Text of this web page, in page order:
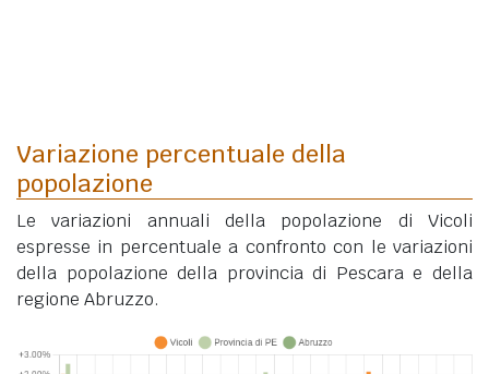
Variazione percentuale della
popolazione
Le variazioni annuali della popolazione di Vicoli
espresse in percentuale a confronto con le variazioni
della popolazione della provincia di Pescara e della
regione Abruzzo.